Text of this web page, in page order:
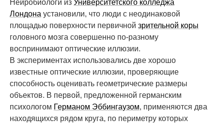
Нейробиологи из Университетского колледжа
Лондона установили, что люди с неодинаковой
площадью поверхности первичной зрительной коры
головного мозга совершенно по-разному
воспринимают оптические иллюзии.
В экспериментах использовались две хорошо
известные оптические иллюзии, проверяющие
способность оценивать геометрические размеры
объектов. В первой, предложенной германским
психологом Германом Эббингаузом, применяются два
находящихся рядом круга, по периметру которых